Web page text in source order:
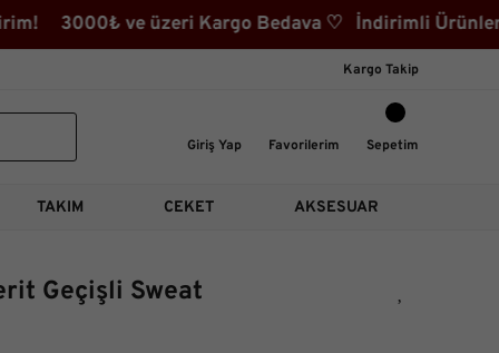
ve üzeri Kargo Bedava ♡ İndirimli
Kargo Takip
Giriş Yap Favorilerim Sepetim
TAKIM CEKET AKSESUAR
Geçişli Sweat